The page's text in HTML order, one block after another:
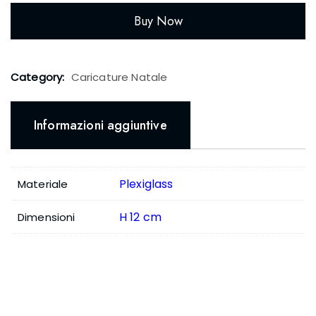
Buy Now
Category: Caricature Natale
Informazioni aggiuntive
Materiale Plexiglass
Dimensioni H 12 cm